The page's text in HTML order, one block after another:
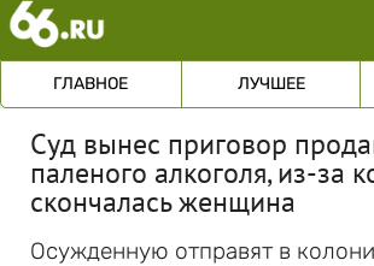
ГЛАВНОЕ ЛУЧШЕЕ
Суд вынес приговор
паленого алкоголя, из-за
скончалась женщина
Осужденную отправят в